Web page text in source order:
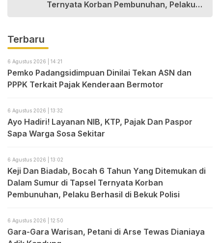
Ternyata Korban Pembunuhan, Pelaku
Terbaru
6 Agustus 2026 | 14:21
Pemko Padangsidimpuan Dinilai Tekan ASN dan
PPPK Terkait Pajak Kenderaan Bermotor
6 Agustus 2026 | 13:32
Ayo Hadiri! Layanan NIB, KTP, Pajak Dan Paspor
Sapa Warga Sosa Sekitar
6 Agustus 2026 | 13:02
Keji Dan Biadab, Bocah 6 Tahun Yang Ditemukan di
Dalam Sumur di Tapsel Ternyata Korban
Pembunuhan, Pelaku Berhasil di Bekuk Polisi
6 Agustus 2026 | 12:50
Gara-Gara Warisan, Petani di Arse Tewas Dianiaya